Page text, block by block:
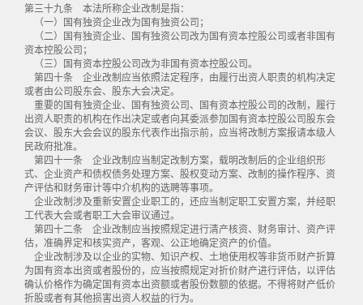
第三十九条 本法所称企业改制是指：
（一）国有独资企业改为国有独资公司；
（二）国有独资企业、国有独资公司改为国有资本控股公司或者非国有
资本控股公司；
（三）国有资本控股公司改为非国有资本控股公司。
第四十条 企业改制应当依照法定程序，由履行出资人职责的机构决定
或者由公司股东会、股东大会决定。
重要的国有独资企业、国有独资公司、国有资本控股公司的改制，履行
出资人职责的机构在作出决定或者向其委派参加国有资本控股公司股东会
会议、股东大会会议的股东代表作出指示前，应当将改制方案报请本级人
民政府批准。
第四十一条 企业改制应当制定改制方案，载明改制后的企业组织形
式、企业资产和债权债务处理方案、股权变动方案、改制的操作程序、资
产评估和财务审计等中介机构的选聘等事项。
企业改制涉及重新安置企业职工的，还应当制定职工安置方案，并经职
工代表大会或者职工大会审议通过。
第四十二条 企业改制应当按照规定进行清产核资、财务审计、资产评
估，准确界定和核实资产，客观、公正地确定资产的价值。
企业改制涉及以企业的实物、知识产权、土地使用权等非货币财产折算
为国有资本出资或者股份的，应当按照规定对折价财产进行评估，以评估
确认价格作为确定国有资本出资额或者股份数额的依据。不得将财产低价
折股或者有其他损害出资人权益的行为。